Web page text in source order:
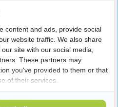
te houden. De speciale
van gebit en beugel.
poetsen met
kan je prima poetsen
content and ads, provide social
website traffic. We also share
site with our social media,
These partners may
you've provided to them or that
of their services.